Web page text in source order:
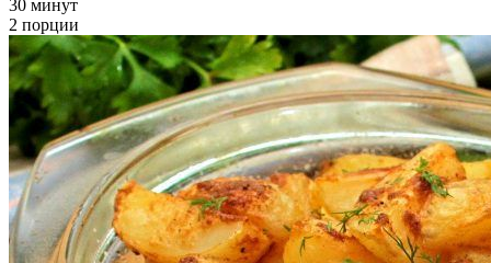
30 минут
2 порции